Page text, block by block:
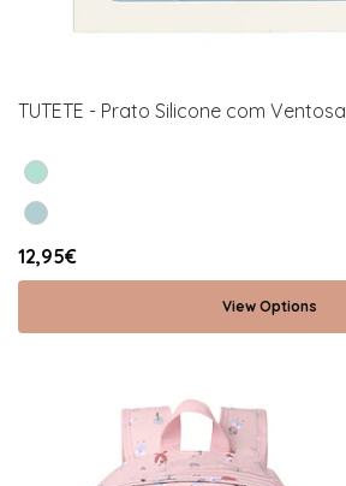
TUTETE - Prato Silicone com Ventosa
12,95€
View Options